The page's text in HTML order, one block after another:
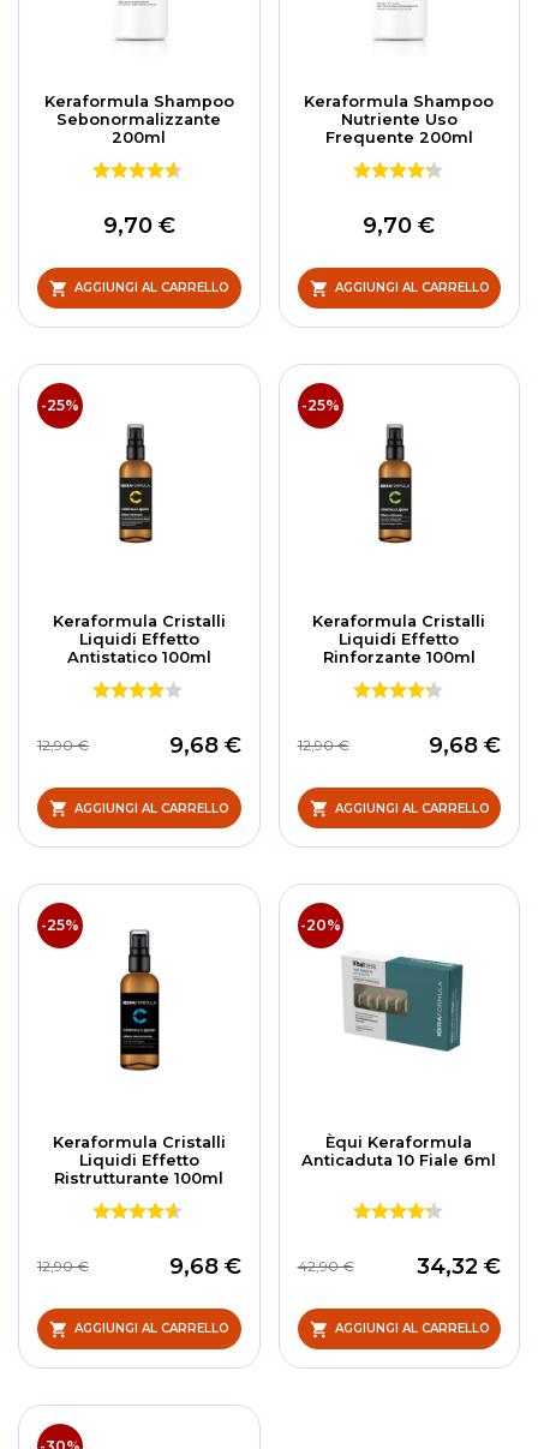
Keraformula Shampoo
Sebonormalizzante
200ml
9,70 €
AGGIUNGI AL CARRELLO
Keraformula Shampoo
Nutriente Uso
Frequente 200ml
9,70 €
AGGIUNGI AL CARRELLO
-25%
Keraformula Cristalli
Liquidi Effetto
Antistatico 100ml
9,68 €
12,90 €
AGGIUNGI AL CARRELLO
-25%
Keraformula Cristalli
Liquidi Effetto
Rinforzante 100ml
9,68 €
12,90 €
AGGIUNGI AL CARRELLO
-25%
Keraformula Cristalli
Liquidi Effetto
Ristrutturante 100ml
9,68 €
12,90 €
AGGIUNGI AL CARRELLO
-20%
Èqui Keraformula
Anticaduta 10 Fiale 6ml
34,32 €
42,90 €
AGGIUNGI AL CARRELLO